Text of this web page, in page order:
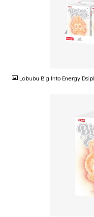
Labubu Big Into Energy